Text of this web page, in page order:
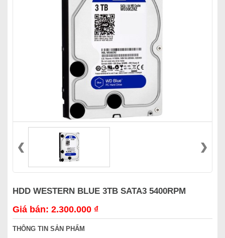
HDD WESTERN BLUE 3TB SATA3 5400RPM
Giá bán: 2.300.000 ₫
THÔNG TIN SẢN PHẨM